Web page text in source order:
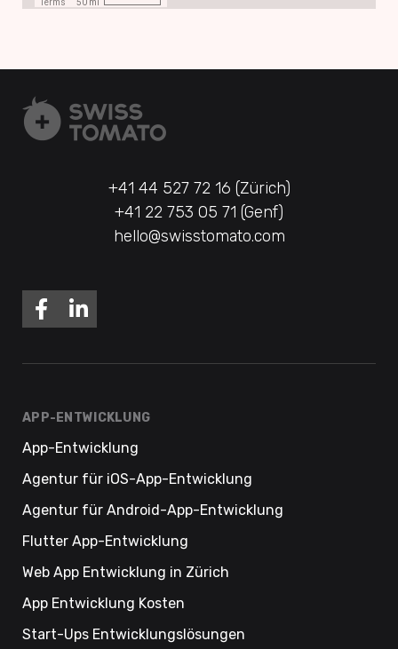
+41 44 527 72 16 (Zürich)
+41 22 753 05 71 (Genf)
hello@swisstomato.com
APP-ENTWICKLUNG
App-Entwicklung
Agentur für iOS-App-Entwicklung
Agentur für Android-App-Entwicklung
Flutter App-Entwicklung
Web App Entwicklung in Zürich
App Entwicklung Kosten
Start-Ups Entwicklungslösungen